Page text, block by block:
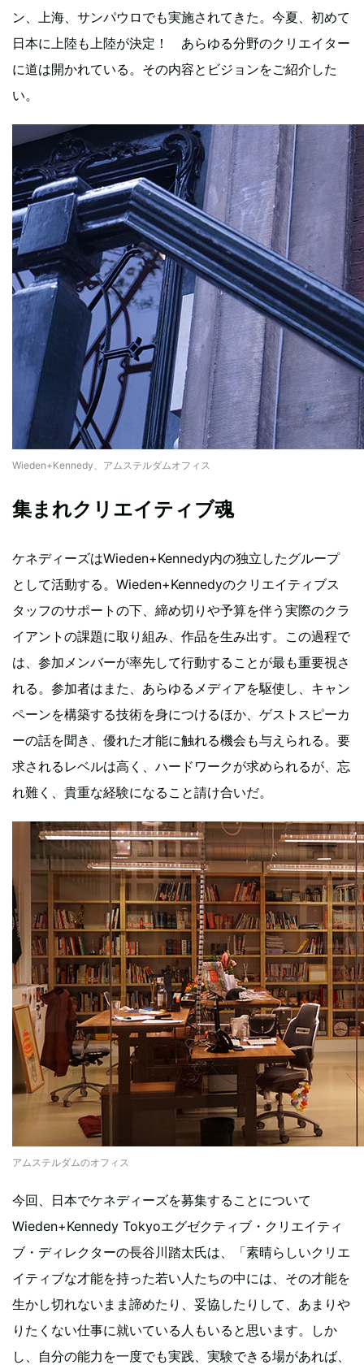
ン、上海、サンパウロでも実施されてきた。今夏、初めて
日本に上陸も上陸が決定！ あらゆる分野のクリエイター
に道は開かれている。その内容とビジョンをご紹介した
い。
Wieden+Kennedy、アムステルダムオフィス
集まれクリエイティブ魂
ケネディーズはWieden+Kennedy内の独立したグループ
として活動する。Wieden+Kennedyのクリエイティブス
タッフのサポートの下、締め切りや予算を伴う実際のクラ
イアントの課題に取り組み、作品を生み出す。この過程で
は、参加メンバーが率先して行動することが最も重要視さ
れる。参加者はまた、あらゆるメディアを駆使し、キャン
ペーンを構築する技術を身につけるほか、ゲストスピーカ
ーの話を聞き、優れた才能に触れる機会も与えられる。要
求されるレベルは高く、ハードワークが求められるが、忘
れ難く、貴重な経験になること請け合いだ。
アムステルダムのオフィス
今回、日本でケネディーズを募集することについて
Wieden+Kennedy Tokyoエグゼクティブ・クリエイティ
ブ・ディレクターの長谷川踏太氏は、「素晴らしいクリエ
イティブな才能を持った若い人たちの中には、その才能を
生かし切れないまま諦めたり、妥協したりして、あまりや
りたくない仕事に就いている人もいると思います。しか
し、自分の能力を一度でも実践、実験できる場があれば、